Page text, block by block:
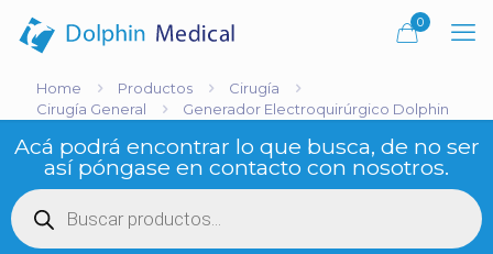
0
Home Productos
Cirugía
Cirugía General
Generador Electroquirúrgico Dolphin
Acá podrá encontrar lo que busca, de no ser
así póngase en contacto con nosotros.
Búsqueda
de
productos